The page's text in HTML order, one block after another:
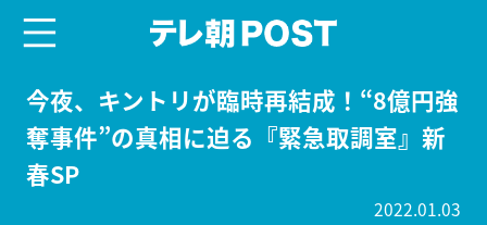
今夜、キントリが臨時再結成！“8億円強
奪事件”の真相に迫る『緊急取調室』新
春SP
2022.01.03